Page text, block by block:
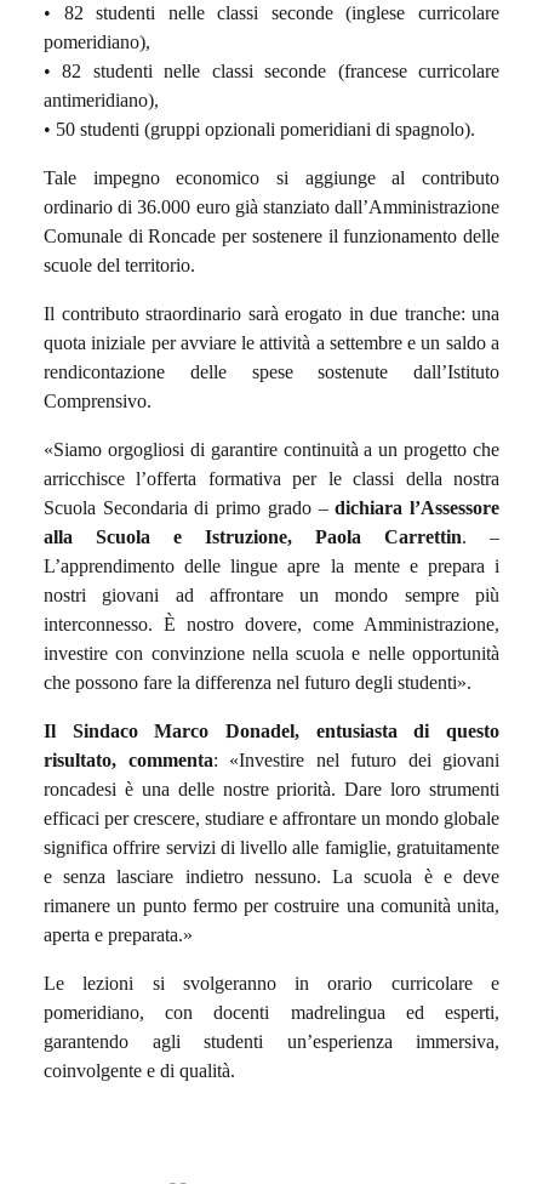
•⁠ ⁠82 studenti nelle classi seconde (inglese curricolare
pomeridiano),
•⁠ ⁠82 studenti nelle classi seconde (francese curricolare
antimeridiano),
•⁠ ⁠50 studenti (gruppi opzionali pomeridiani di spagnolo).
Tale impegno economico si aggiunge al contributo
ordinario di 36.000 euro già stanziato dall’Amministrazione
Comunale di Roncade per sostenere il funzionamento delle
scuole del territorio.
Il contributo straordinario sarà erogato in due tranche: una
quota iniziale per avviare le attività a settembre e un saldo a
rendicontazione delle spese sostenute dall’Istituto
Comprensivo.
«Siamo orgogliosi di garantire continuità a un progetto che
arricchisce l’offerta formativa per le classi della nostra
Scuola Secondaria di primo grado –dichiara l’Assessore
alla Scuola e Istruzione, Paola
Carrettin. –
L’apprendimento delle lingue apre la mente e prepara i
nostri giovani ad affrontare un mondo sempre più
interconnesso. È nostro dovere, come Amministrazione,
investire con convinzione nella scuola e nelle opportunità
che possono fare la differenza nel futuro degli studenti».
Il Sindaco Marco Donadel, entusiasta di questo
risultato, commenta: «Investire nel futuro dei giovani
roncadesi è una delle nostre priorità. Dare loro strumenti
efficaci per crescere, studiare e affrontare un mondo globale
significa offrire servizi di livello alle famiglie, gratuitamente
e senza lasciare indietro nessuno. La scuola è e deve
rimanere un punto fermo per costruire una comunità unita,
aperta e preparata.»
Le lezioni si svolgeranno in orario curricolare e
pomeridiano, con docenti madrelingua ed esperti,
garantendo agli studenti un’esperienza immersiva,
coinvolgente e di qualità.